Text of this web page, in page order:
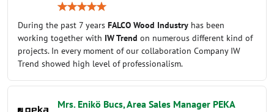
/
5
During the past 7 years FALCO Wood Industry has been
working together with IW Trend on numerous different kind of
projects. In every moment of our collaboration Company IW
Trend showed high level of professionalism.
Mrs. Enikö Bucs, Area Sales Manager PEKA